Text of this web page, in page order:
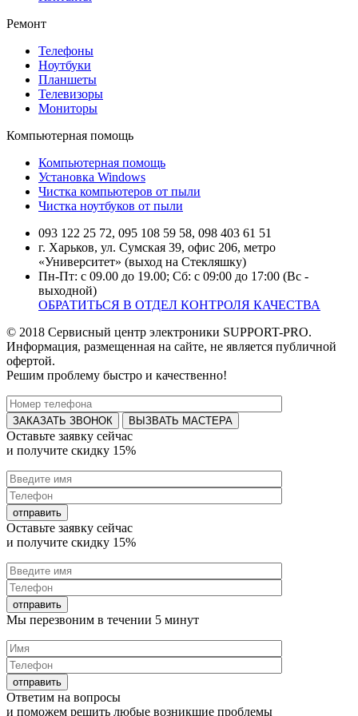
Ремонт
Телефоны
Ноутбуки
Планшеты
Телевизоры
Мониторы
Компьютерная помощь
Компьютерная помощь
Установка Windows
Чистка компьютеров от пыли
Чистка ноутбуков от пыли
093 122 25 72, 095 108 59 58, 098 403 61 51
г. Харьков, ул. Сумская 39, офис 206, метро
«Университет» (выход на Стекляшку)
Пн-Пт: с 09.00 до 19.00; Сб: с 09:00 до 17:00 (Вс -
выходной)
ОБРАТИТЬСЯ В ОТДЕЛ КОНТРОЛЯ КАЧЕСТВА
© 2018 Сервисный центр электроники SUPPORT-PRO.
Информация, размещенная на сайте, не является публичной
офертой.
Решим проблему быстро и качественно!
ВЫЗВАТЬ МАСТЕРА
Оставьте заявку сейчас
и получите скидку 15%
Оставьте заявку сейчас
и получите скидку 15%
Мы перезвоним в течении 5 минут
Ответим на вопросы
и поможем решить любые возникшие проблемы